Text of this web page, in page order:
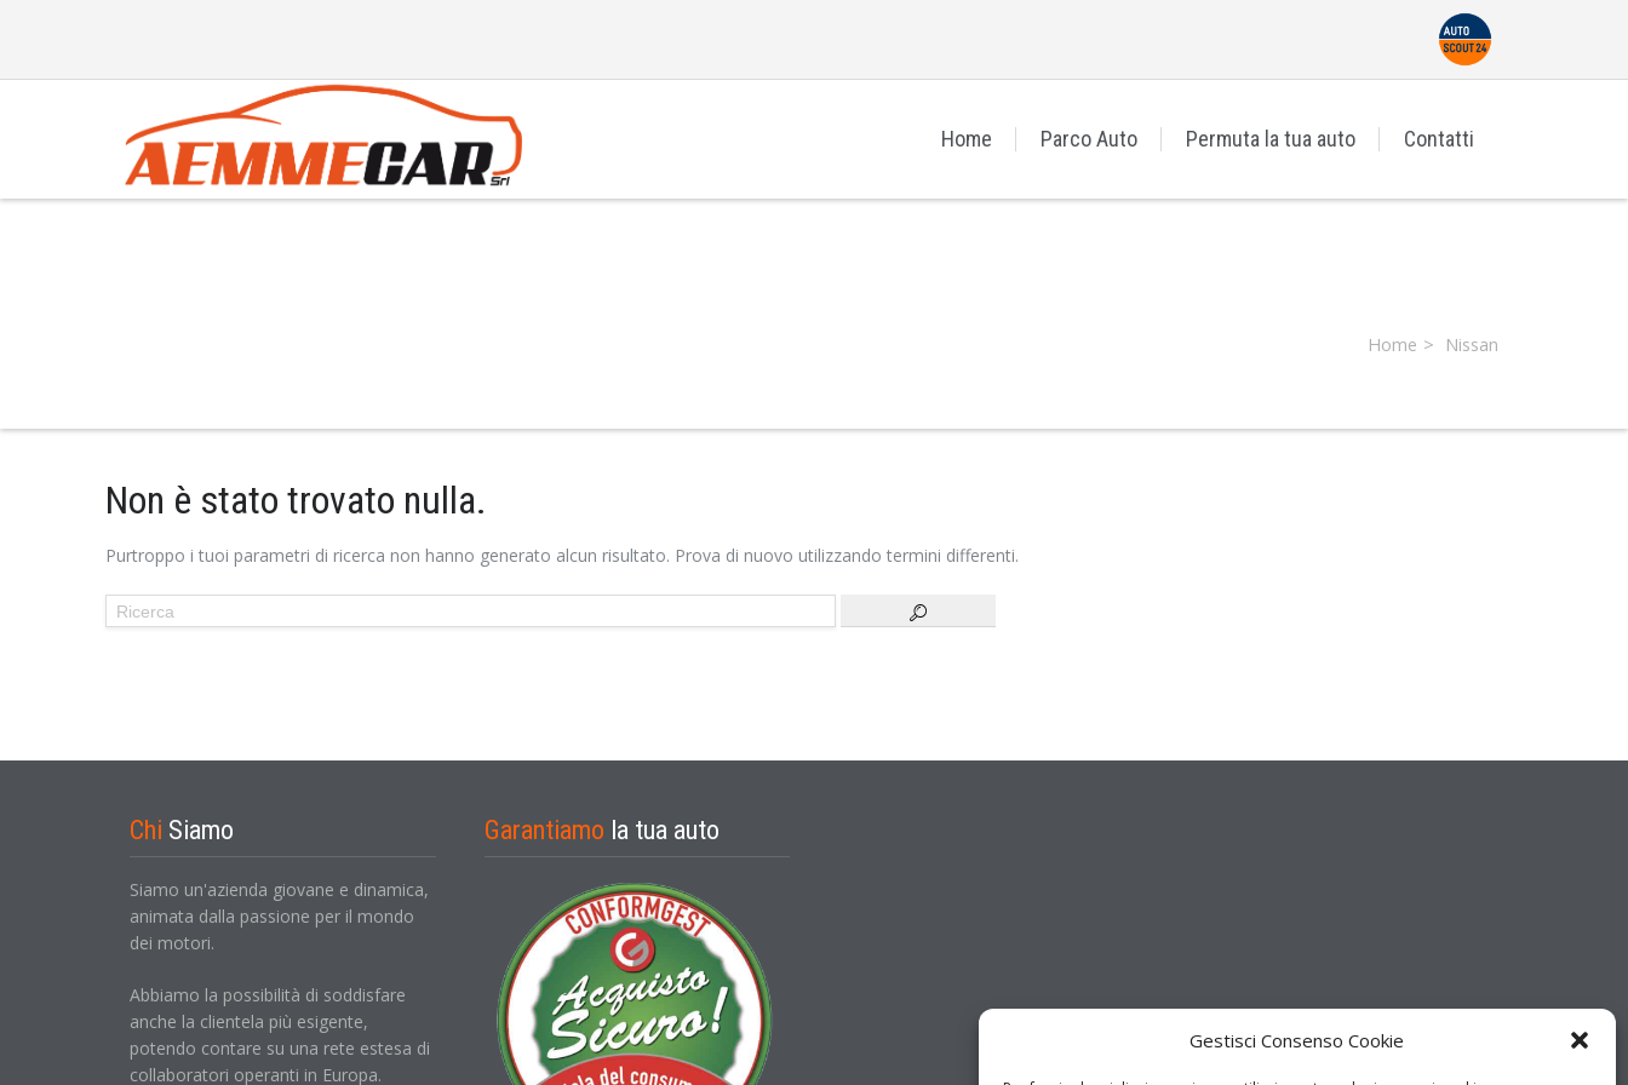
Gestisci Consenso Cookie
Home Parco Auto Permuta la tua auto Contatti
Home Nissan
Non è stato trovato nulla.
Purtroppo i tuoi parametri di ricerca non hanno generato alcun risultato. Prova di nuovo utilizzando termini differenti.
Chi Siamo
Siamo un'azienda giovane e dinamica,
animata dalla passione per il mondo
dei motori.
Abbiamo la possibilità di soddisfare
anche la clientela più esigente,
potendo contare su una rete estesa di
collaboratori operanti in Europa.
Garantiamo la tua auto